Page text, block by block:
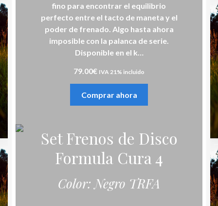
fino para encontrar el equilibrio
perfecto entre el tacto de maneta y el
poder de frenado. Algo hasta ahora
imposible con la palanca de serie.
Disponible en el k…
79.00€ IVA 21% incluido
Comprar ahora
Set Frenos de Disco
Formula Cura 4
Color: Negro TRFA